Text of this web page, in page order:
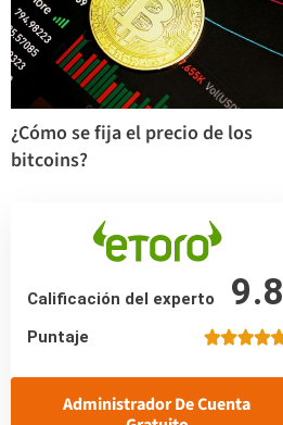
¿Cómo se fija el precio de los
bitcoins?
Calificación del experto 9.8
Puntaje
Administrador De Cuenta